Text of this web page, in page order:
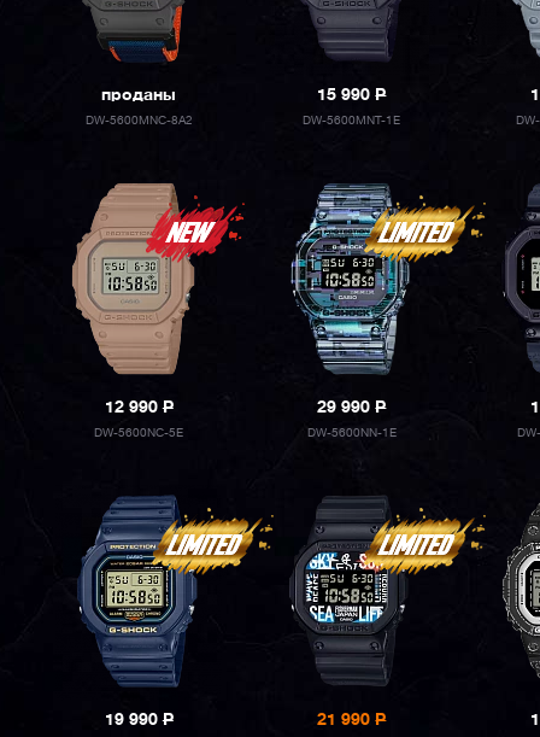
проданы
DW-5600MNC-8A2
15 990P
DW-5600MNT-1E
12 990P
DW-5600NC-5E
29 990P
DW-5600NN-1E
19 990P 21 990P